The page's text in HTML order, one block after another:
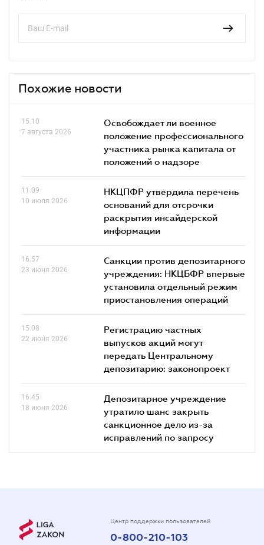
Похожие новости
15.10
7 августа 2026
Освобождает ли военное
положение профессионального
участника рынка капитала от
положений о надзоре
11.09
10 июля 2026
НКЦПФР утвердила перечень
оснований для отсрочки
раскрытия инсайдерской
информации
16.57
23 июня 2026
Санкции против депозитарного
учреждения: НКЦБФР впервые
установила отдельный режим
приостановления операций
15.08
22 июня 2026
Регистрацию частных
выпусков акций могут
передать Центральному
депозитарию: законопроект
16.45
18 июня 2026
Депозитарное учреждение
утратило шанс закрыть
санкционное дело из-за
исправлений по запросу
Центр поддержки пользователей
0-800-210-103